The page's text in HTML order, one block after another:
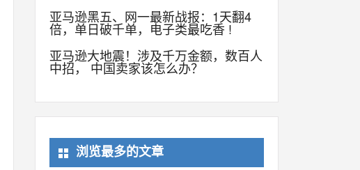
亚马逊黑五、网一最新战报：1天翻4
倍，单日破千单，电子类最吃香 !
亚马逊大地震！涉及千万金额，数百人
中招， 中国卖家该怎么办？
浏览最多的文章